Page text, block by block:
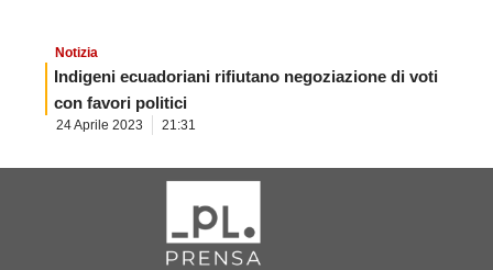
Notizia
Indigeni ecuadoriani rifiutano negoziazione di voti
con favori politici
24 Aprile 2023 21:31